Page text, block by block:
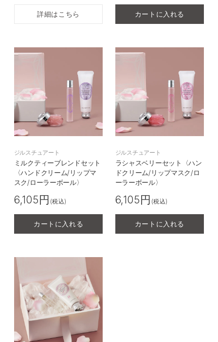
詳細はこちら カートに入れる
ジルスチュアート
ミルクティーブレンドセット
〈ハンドクリーム/リップマ
スク/ローラーボール〉
6,105円 (税込)
カートに入れる
ジルスチュアート
ラシャスベリーセット〈ハン
ドクリーム/リップマスク/ロ
ーラーボール〉
6,105円 (税込)
カートに入れる